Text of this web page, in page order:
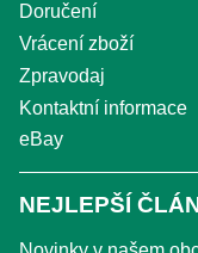
Doručení
Vrácení zboží
Zpravodaj
Kontaktní informace
eBay
NEJLEPŠÍ